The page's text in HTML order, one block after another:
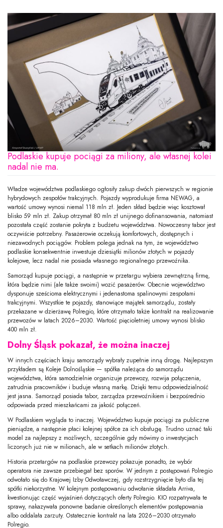
Podlaskie kupuje pociągi za miliony, ale własnej kolei
nadal nie ma.
Władze województwa podlaskiego ogłosiły zakup dwóch pierwszych w regionie
hybrydowych zespołów trakcyjnych. Pojazdy wyprodukuje firma NEWAG, a
wartość umowy wynosi niemal 118 mln zł. Jeden skład będzie więc kosztował
blisko 59 mln zł. Zakup otrzymał 80 mln zł unijnego dofinansowania, natomiast
pozostała część zostanie pokryta z budżetu województwa. Nowoczesny tabor jest
oczywiście potrzebny. Pasażerowie oczekują komfortowych, dostępnych i
niezawodnych pociągów. Problem polega jednak na tym, że województwo
podlaskie konsekwentnie inwestuje dziesiątki milionów złotych w pojazdy
kolejowe, lecz nadal nie posiada własnego regionalnego przewoźnika.
Samorząd kupuje pociągi, a następnie w przetargu wybiera zewnętrzną firmę,
która będzie nimi (ale także swoimi) wozić pasażerów. Obecnie województwo
dysponuje sześcioma elektrycznymi i jedenastoma spalinowymi zespołami
trakcyjnymi. Wszystkie te pojazdy, stanowiące majątek samorządu, zostały
przekazane w dzierżawę Polregio, które otrzymało także kontrakt na realizowanie
przewozów w latach 2026–2030. Wartość pięcioletniej umowy wynosi blisko
400 mln zł.
Dolny Śląsk pokazał, że można inaczej
W innych częściach kraju samorządy wybrały zupełnie inną drogę. Najlepszym
przykładem są Koleje Dolnośląskie — spółka należąca do samorządu
województwa, która samodzielnie organizuje przewozy, rozwija połączenia,
zatrudnia pracowników i buduje własną markę. Dzięki temu odpowiedzialność
jest jasna. Samorząd posiada tabor, zarządza przewoźnikiem i bezpośrednio
odpowiada przed mieszkańcami za jakość połączeń.
W Podlaskiem wygląda to inaczej. Województwo kupuje pociągi za publiczne
pieniądze, a następnie płaci kolejnej spółce za ich obsługę. Trudno uznać taki
model za najlepszy z możliwych, szczególnie gdy mówimy o inwestycjach
liczonych już nie w milionach, ale w setkach milionów złotych.
Historia przetargów na podlaskie przewozy pokazuje ponadto, że wybór
operatora nie zawsze przebiegał bez sporów. W jednym z postępowań Polregio
odwołało się do Krajowej Izby Odwoławczej, gdy rozstrzygnięcie było dla tej
spółki niekorzystne. W kolejnym postępowaniu odwołanie składała Arriva,
kwestionując część wyjaśnień dotyczących oferty Polregio. KIO rozpatrywała te
sprawy, nakazywała ponowne badanie określonych elementów postępowania
albo oddalała zarzuty. Ostatecznie kontrakt na lata 2026–2030 otrzymało
Polregio.